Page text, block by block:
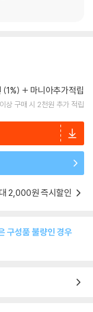
마니아추가적립
상 구매 시 2천원 추가 적립
2,000원 즉시할인
구성품 불량인 경우